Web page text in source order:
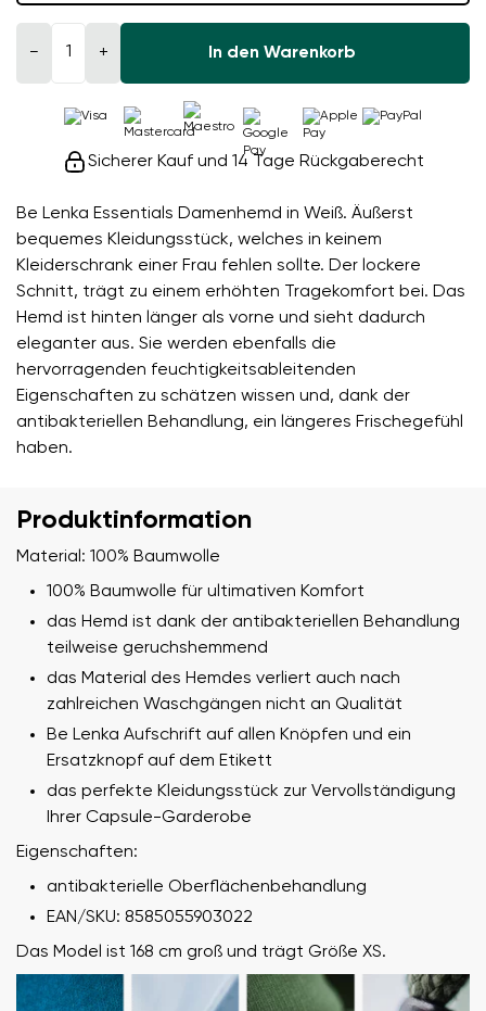
Be Lenka Essentials Damenhemd in Weiß. Äußerst
bequemes Kleidungsstück, welches in keinem
Kleiderschrank einer Frau fehlen sollte. Der lockere
Schnitt, trägt zu einem erhöhten Tragekomfort bei. Das
Hemd ist hinten länger als vorne und sieht dadurch
eleganter aus. Sie werden ebenfalls die
hervorragenden feuchtigkeitsableitenden
Eigenschaften zu schätzen wissen und, dank der
antibakteriellen Behandlung, ein längeres Frischegefühl
haben.
− + In den Warenkorb
Sicherer Kauf und 14 Tage Rückgaberecht
Produktinformation
Material: 100% Baumwolle
100% Baumwolle für ultimativen Komfort
das Hemd ist dank der antibakteriellen Behandlung
teilweise geruchshemmend
das Material des Hemdes verliert auch nach
zahlreichen Waschgängen nicht an Qualität
Be Lenka Aufschrift auf allen Knöpfen und ein
Ersatzknopf auf dem Etikett
das perfekte Kleidungsstück zur Vervollständigung
Ihrer Capsule-Garderobe
Eigenschaften:
antibakterielle Oberflächenbehandlung
EAN/SKU: 8585055903022
Das Model ist 168 cm groß und trägt Größe XS.